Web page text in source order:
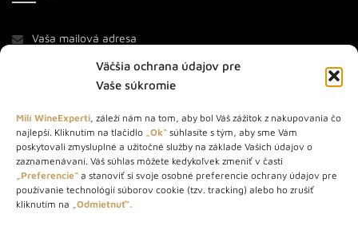
Väčšia ochrana údajov pre
Vaše súkromie
Milí WineExperti, záleží nám na tom, aby bol Váš zážitok z nakupovania čo
najlepší. Kliknutím na tlačidlo „Ok“ súhlasíte s tým, aby sme Vám
poskytovali zmysluplné a užitočné služby na základe Vašich údajov o
zaznamenávaní. Váš súhlas môžete kedykoľvek zmeniť v časti
„Preferencie“ a stanoviť si svoje osobné preferencie ochrany údajov pre
používanie technológií súborov cookie (tzv. tracking) alebo ho zrušiť
kliknutím na „Odmietnuť“.
O NÁS
STORE – obchod s vínom a destilátmi od roku 2010. Na našej
webovej stránke predávame viac ako 1000+ značkových
produktov.